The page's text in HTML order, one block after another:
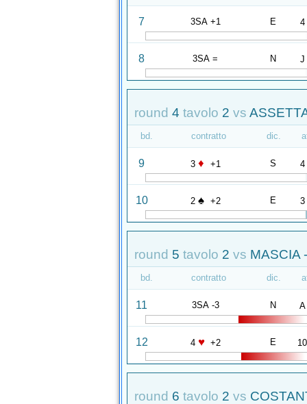
7 3SA +1 E 4
8 3SA = N J
round 4 tavolo 2 vs
bd. contratto dic.
9 3 ♦ +1 S 4
10 2 ♠ +2 E 3
round 5 tavolo 2 vs MASCIA
bd. contratto dic.
11 3SA -3 N A
12 4 ♥ +2 E 10
round 6 tavolo 2 vs